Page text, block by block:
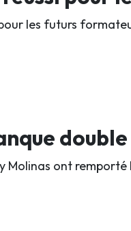
les futurs
double
Molinas ont